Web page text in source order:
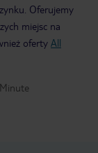
Oferujemy
miejsc na
oferty All
Minute